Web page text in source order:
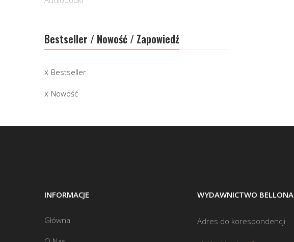
Bestseller / Nowość / Zapowiedź
Bestseller
Nowość
INFORMACJE
Główna
WYDAWNICTWO BELLONA
Adres do korespondencji